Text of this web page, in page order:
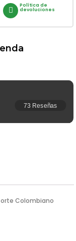
Política de
devoluciones
Colombiano
73 Reseñas